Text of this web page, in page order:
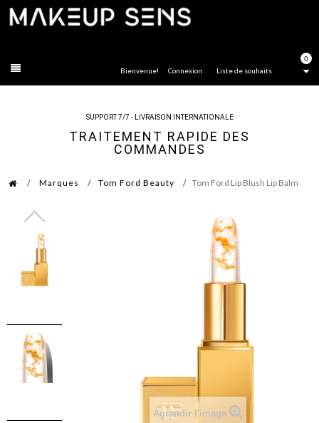
0
Liste de souhaits
Bienvenue! Connexion
SUPPORT 7/7 - LIVRAISON INTERNATIONALE
TRAITEMENT RAPIDE DES
COMMANDES
Marques Tom Ford Beauty Tom Ford Lip Blush Lip Balm
Agrandir l'image